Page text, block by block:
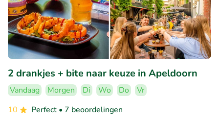
2 drankjes + bite naar keuze in Apeldoorn
Vandaag Morgen Di Wo Do
Vr
10
Perfect • 7 beoordelingen